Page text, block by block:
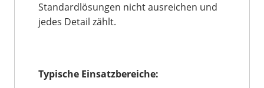
Standardlösungen nicht ausreichen und
jedes Detail zählt.
Typische Einsatzbereiche: